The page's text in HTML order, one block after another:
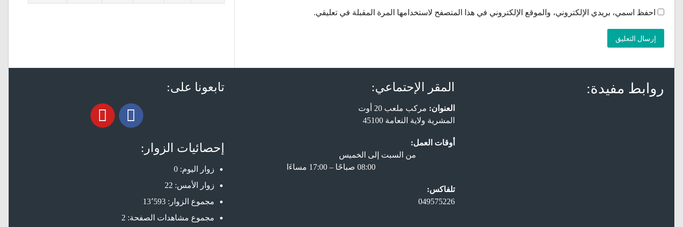
احفظ اسمي، بريدي الإلكتروني، والموقع الإلكتروني في هذا المتصفح لاستخدامها المرة المقبلة في تعليقي.
روابط مفيدة: المقر الإحتماعي:
العنوان: مركب ملعب 20 أوت
المشرية ولاية النعامة 45100
أوقات العمل:
من السبت إلى الخميس
08:00 صباحًا – 17:00 مساءَا
تلفاكس:
049575226
تابعونا على:
إحصائيات الزوار:
زوار اليوم: 0
زوار الأمس: 22
مجموع الزوار: 13٬593
مجموع مشاهدات الصفحة: 2